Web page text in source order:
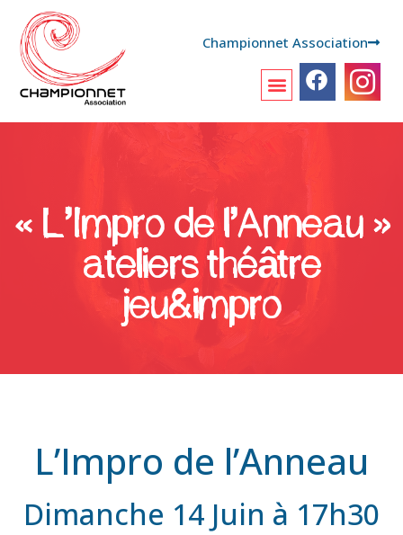
Championnet Association
« L’Impro de l’Anneau »
ateliers théâtre
jeu&impro
L’Impro de l’Anneau
Dimanche 14 Juin à 17h30